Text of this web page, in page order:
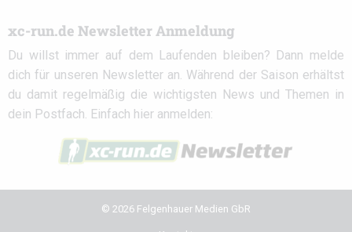
xc-run.de Newsletter Anmeldung
Du willst immer auf dem Laufenden bleiben? Dann melde
dich für unseren Newsletter an. Während der Saison erhältst
du damit regelmäßig die wichtigsten News und Themen in
dein Postfach. Einfach hier anmelden:
© 2026 Felgenhauer Medien GbR